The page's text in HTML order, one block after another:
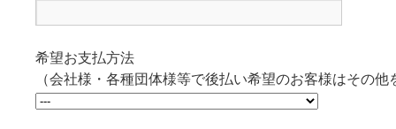
希望お支払方法
（会社様・各種団体様等で後払い希望のお客様はその